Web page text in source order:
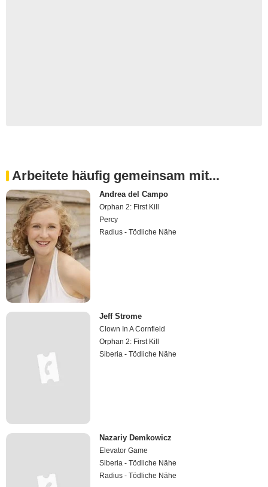
Arbeitete häufig gemeinsam mit...
Andrea del Campo
Orphan 2: First Kill
Percy
Radius - Tödliche Nähe
Jeff Strome
Clown In A Cornfield
Orphan 2: First Kill
Siberia - Tödliche Nähe
Nazariy Demkowicz
Elevator Game
Siberia - Tödliche Nähe
Radius - Tödliche Nähe